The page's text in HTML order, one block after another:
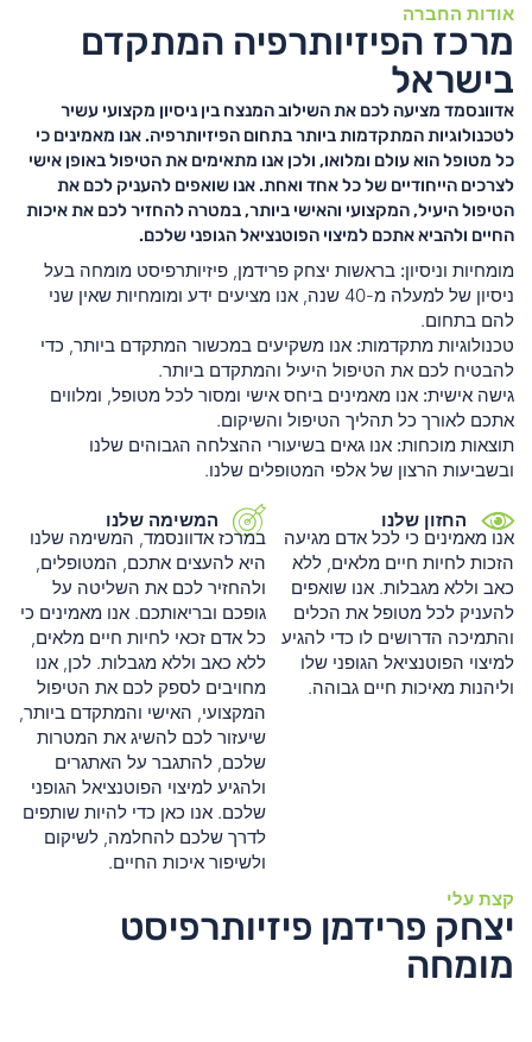
אודות החברה
מרכז הפיזיותרפיה המתקדם
בישראל
אדוונסמד מציעה לכם את השילוב המנצח בין ניסיון מקצועי עשיר
לטכנולוגיות המתקדמות ביותר בתחום הפיזיותרפיה. אנו מאמינים כי
כל מטופל הוא עולם ומלואו, ולכן אנו מתאימים את הטיפול באופן אישי
לצרכים הייחודיים של כל אחד ואחת. אנו שואפים להעניק לכם את
הטיפול היעיל, המקצועי והאישי ביותר, במטרה להחזיר לכם את איכות
החיים ולהביא אתכם למיצוי הפוטנציאל הגופני שלכם.
מומחיות וניסיון:בראשות יצחק פרידמן, פיזיותרפיסט מומחה בעל
ניסיון של למעלה מ-40 שנה, אנו מציעים ידע ומומחיות שאין שני
להם בתחום.
טכנולוגיות מתקדמות:אנו משקיעים במכשור המתקדם ביותר, כדי
להבטיח לכם את הטיפול היעיל והמתקדם ביותר.
גישה אישית:אנו מאמינים ביחס אישי ומסור לכל מטופל, ומלווים
אתכם לאורך כל תהליך הטיפול והשיקום.
תוצאות מוכחות:אנו גאים בשיעורי ההצלחה הגבוהים שלנו
ובשביעות הרצון של אלפי המטופלים שלנו.
החזון שלנו
אנו מאמינים כי לכל אדם מגיעה
הזכות לחיות חיים מלאים, ללא
כאב וללא מגבלות. אנו שואפים
להעניק לכל מטופל את הכלים
והתמיכה הדרושים לו כדי להגיע
למיצוי הפוטנציאל הגופני שלו
וליהנות מאיכות חיים גבוהה.
המשימה שלנו
במרכז אדוונסמד, המשימה שלנו
היא להעצים אתכם, המטופלים,
ולהחזיר לכם את השליטה על
גופכם ובריאותכם. אנו מאמינים כי
כל אדם זכאי לחיות חיים מלאים,
ללא כאב וללא מגבלות. לכן, אנו
מחויבים לספק לכם את הטיפול
המקצועי, האישי והמתקדם ביותר,
שיעזור לכם להשיג את המטרות
שלכם, להתגבר על האתגרים
ולהגיע למיצוי הפוטנציאל הגופני
שלכם. אנו כאן כדי להיות שותפים
לדרך שלכם להחלמה, לשיקום
ולשיפור איכות החיים.
קצת עלי
יצחק פרידמן פיזיותרפיסט
מומחה